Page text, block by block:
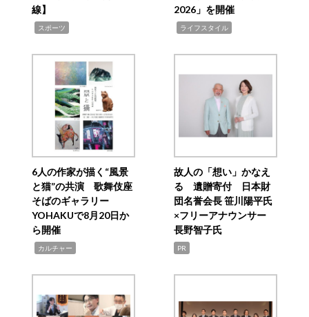
線】
スポーツ
2026」を開催
ライフスタイル
6人の作家が描く“風景
と猫”の共演 歌舞伎座
そばのギャラリー
YOHAKUで8月20日か
ら開催
カルチャー
故人の「想い」かなえ
る 遺贈寄付 日本財
団名誉会長 笹川陽平氏
×フリーアナウンサー
長野智子氏
PR